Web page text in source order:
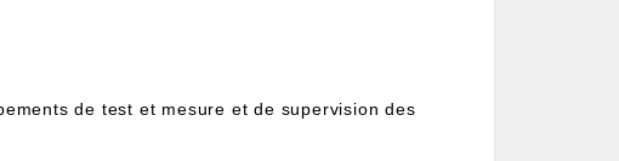
de test et mesure et de supervision des